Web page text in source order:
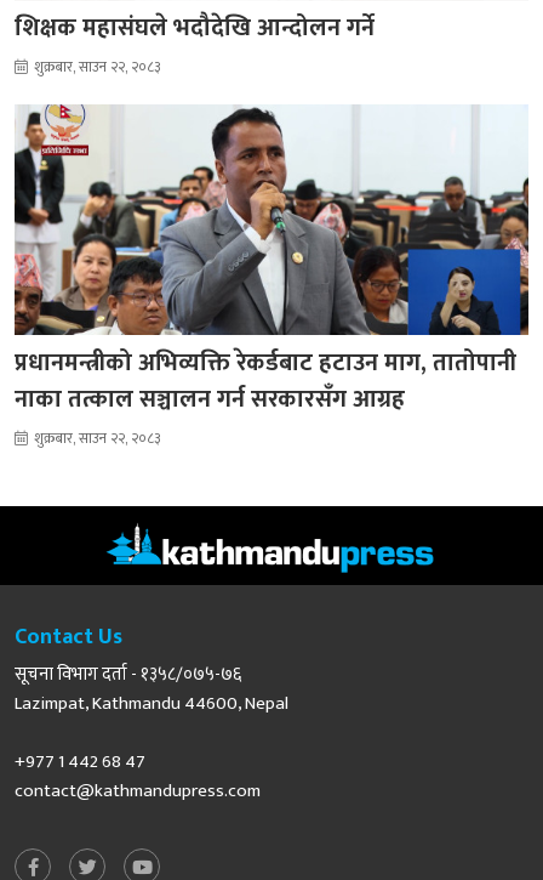
शिक्षक महासंघले भदौदेखि आन्दोलन गर्ने
शुक्रबार, साउन २२, २०८३
प्रधानमन्त्रीको अभिव्यक्ति रेकर्डबाट हटाउन माग, तातोपानी
नाका तत्काल सञ्चालन गर्न सरकारसँग आग्रह
शुक्रबार, साउन २२, २०८३
Contact Us
सूचना विभाग दर्ता - १३५८/०७५-७६
Lazimpat, Kathmandu 44600, Nepal
+977 1 442 68 47
contact@kathmandupress.com